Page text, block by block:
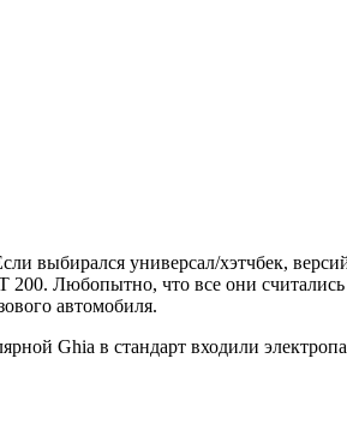
выбирался универсал/хэтчбек,
Любопытно, что все они
автомобиля.
Ghia в стандарт входили